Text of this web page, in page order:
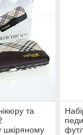
та
шкіряному